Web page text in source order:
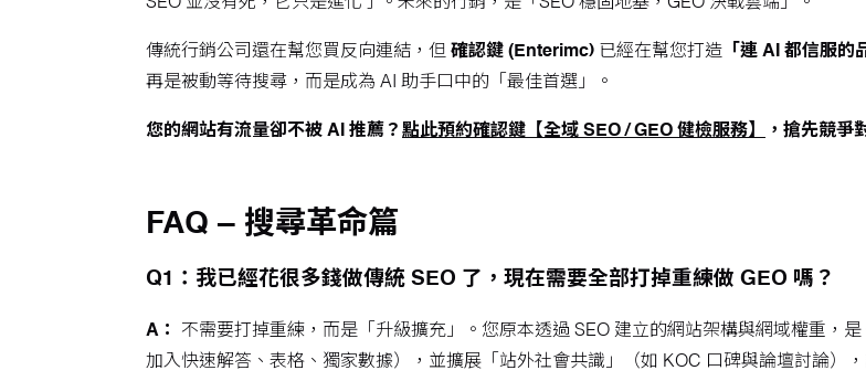
SEO 並沒有死，它只是進化了。未來的行銷，是「SEO 穩固地基，GEO 決戰雲端」。
傳統行銷公司還在幫您買反向連結，但 確認鍵 (Enterimc) 已經在幫您打造 「連 AI 都信服的
再是被動等待搜尋，而是成為 AI 助手口中的「最佳首選」。
您的網站有流量卻不被 AI 推薦？ 點此預約確認鍵【全域 SEO / GEO 健檢服務】 ，搶先競爭
FAQ – 搜尋革命篇
Q1：我已經花很多錢做傳統 SEO 了，現在需要全部打掉重練做 GEO 嗎？
A：
不需要打掉重練，而是「升級擴充」。您原本透過 SEO 建立的網站架構與網域權重，
加入快速解答、表格、獨家數據），並擴展「站外社會共識」（如 KOC 口碑與論壇討論）